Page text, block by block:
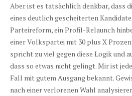
Aber ist es tatsächlich denkbar, dass
eines deutlich gescheiterten
Parteireform, ein Profil-Relaunch
einer Volkspartei mit 30 plus X
spricht zu viel gegen diese Logik und
dass so etwas nicht gelingt. Mir ist
Fall mit gutem Ausgang bekannt.
nach einer verlorenen Wahl